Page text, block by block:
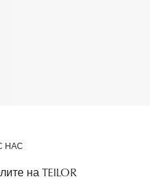
НАС
на TEILOR